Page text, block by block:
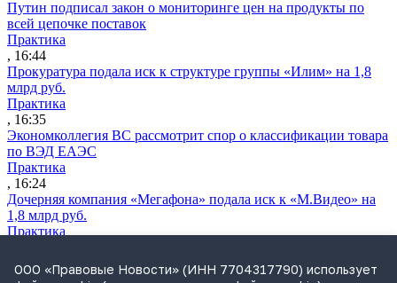
Путин подписал закон о мониторинге цен на продукты по
всей цепочке поставок
Практика
, 16:44
Прокуратура подала иск к структуре группы «Илим» на 1,8
млрд руб.
Практика
, 16:35
Экономколлегия ВС рассмотрит спор о классификации товара
по ВЭД ЕАЭС
Практика
, 16:24
Дочерняя компания «Мегафона» подала иск к «М.Видео» на
1,8 млрд руб.
Практика
СИП проверит отмену патента на систему управления
устройствами после возражений «Яндекса»
ООО «Правовые Новости» (ИНН 7704317790) использует